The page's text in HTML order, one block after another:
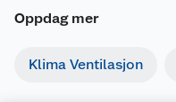
Oppdag mer
Klima Ventilasjon